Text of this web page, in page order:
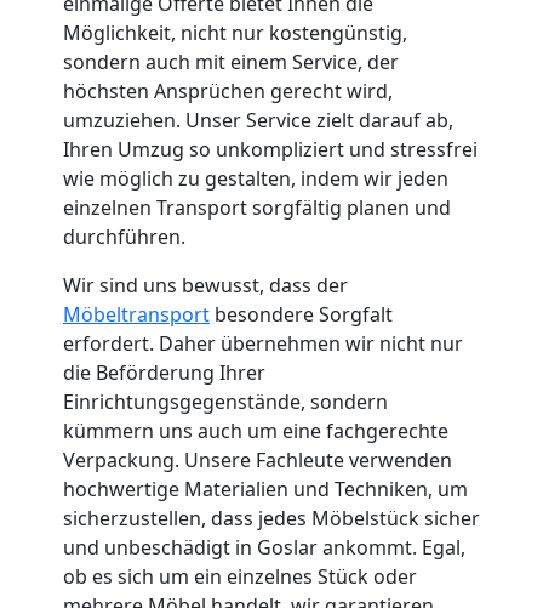
Möglichkeit, nicht nur kostengünstig,
sondern auch mit einem Service, der
höchsten Ansprüchen gerecht wird,
umzuziehen. Unser Service zielt darauf ab,
Ihren Umzug so unkompliziert und stressfrei
wie möglich zu gestalten, indem wir jeden
einzelnen Transport sorgfältig planen und
durchführen.
Wir sind uns bewusst, dass der
Möbeltransport besondere Sorgfalt
erfordert. Daher übernehmen wir nicht nur
die Beförderung Ihrer
Einrichtungsgegenstände, sondern
kümmern uns auch um eine fachgerechte
Verpackung. Unsere Fachleute verwenden
hochwertige Materialien und Techniken, um
sicherzustellen, dass jedes Möbelstück sicher
und unbeschädigt in Goslar ankommt. Egal,
ob es sich um ein einzelnes Stück oder
Küchenumzug
Leonding
Umzug
und
Lagerung
Leonding
Full-
Service-